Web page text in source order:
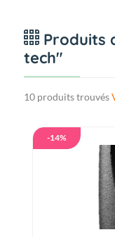
Produits
tech"
10 produits trouvés
-14%